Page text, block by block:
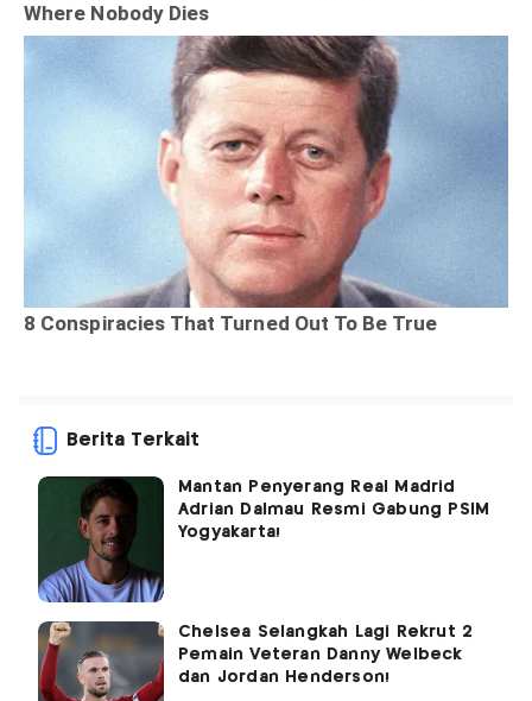
Berita Terkait
Mantan Penyerang Real Madrid
Adrian Dalmau Resmi Gabung PSIM
Yogyakarta!
Chelsea Selangkah Lagi Rekrut 2
Pemain Veteran Danny Welbeck
dan Jordan Henderson!